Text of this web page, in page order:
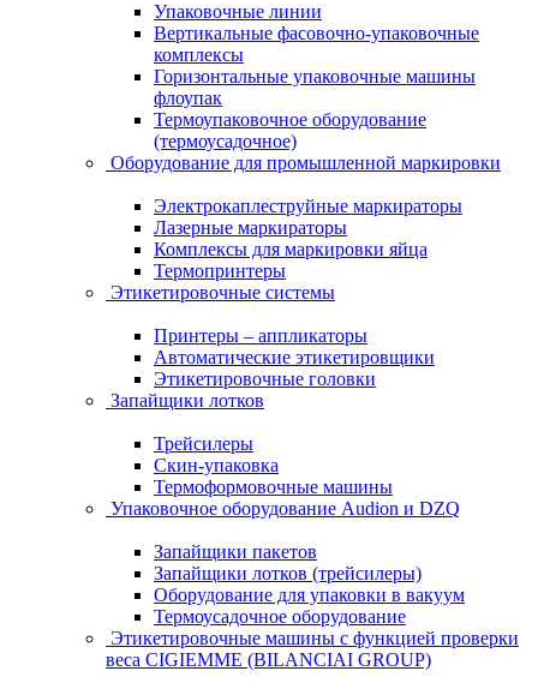
Упаковочные линии
Вертикальные фасовочно-упаковочные
комплексы
Горизонтальные упаковочные машины
флоупак
Термоупаковочное оборудование
(термоусадочное)
Оборудование для промышленной маркировки
Электрокаплеструйные маркираторы
Лазерные маркираторы
Комплексы для маркировки яйца
Термопринтеры
Этикетировочные системы
Принтеры – аппликаторы
Автоматические этикетировщики
Этикетировочные головки
Запайщики лотков
Трейсилеры
Скин-упаковка
Термоформовочные машины
Упаковочное оборудование Audion и DZQ
Запайщики пакетов
Запайщики лотков (трейсилеры)
Оборудование для упаковки в вакуум
Термоусадочное оборудование
Этикетировочные машины с функцией проверки
веса CIGIEMME (BILANCIAI GROUP)